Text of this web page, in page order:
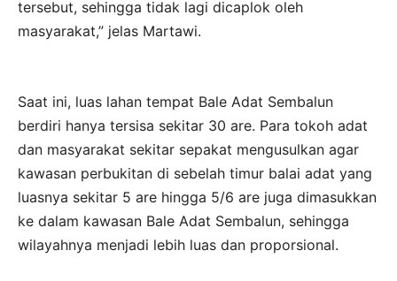
tersebut, sehingga tidak lagi dicaplok oleh
masyarakat,” jelas Martawi.
Saat ini, luas lahan tempat Bale Adat Sembalun
berdiri hanya tersisa sekitar 30 are. Para tokoh adat
dan masyarakat sekitar sepakat mengusulkan agar
kawasan perbukitan di sebelah timur balai adat yang
luasnya sekitar 5 are hingga 5/6 are juga dimasukkan
ke dalam kawasan Bale Adat Sembalun, sehingga
wilayahnya menjadi lebih luas dan proporsional.